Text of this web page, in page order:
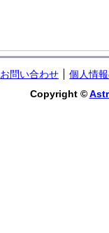
お問い合わせ
個人情
Copyright ©